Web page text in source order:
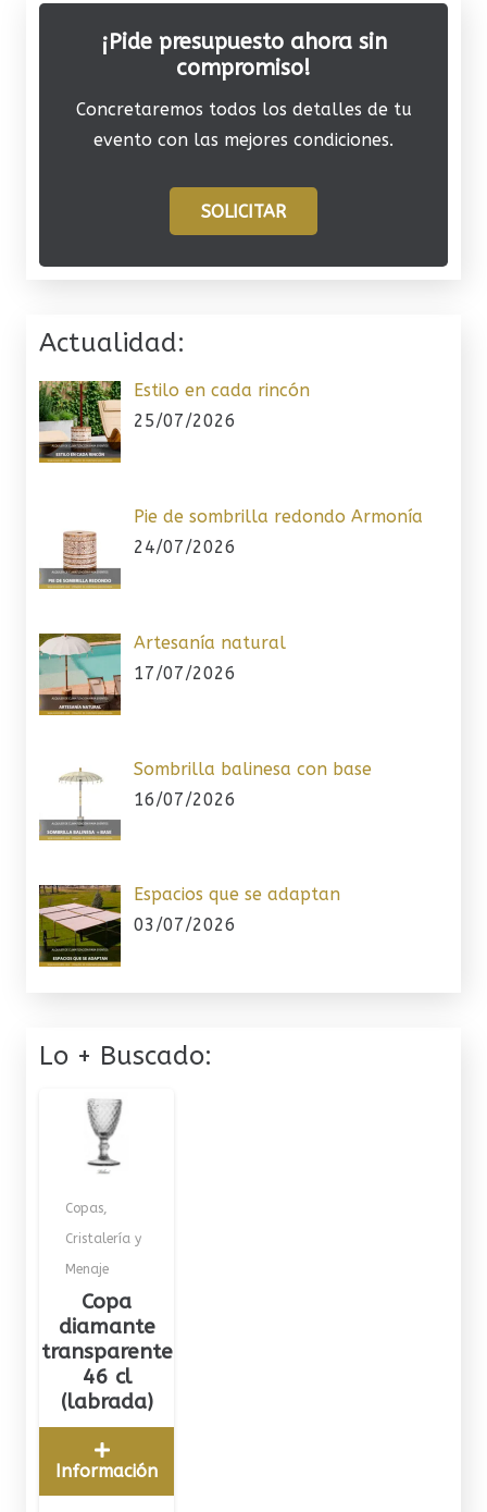
¡Pide presupuesto ahora sin
compromiso!
Concretaremos todos los detalles de tu
evento con las mejores condiciones.
SOLICITAR
Actualidad:
Estilo en cada rincón
25/07/2026
Pie de sombrilla redondo Armonía
24/07/2026
Artesanía natural
17/07/2026
Sombrilla balinesa con base
16/07/2026
Espacios que se adaptan
03/07/2026
Lo + Buscado:
Copas
Cristalería y
Menaje
Copa
diamante
transparente
46 cl
(labrada)
Información